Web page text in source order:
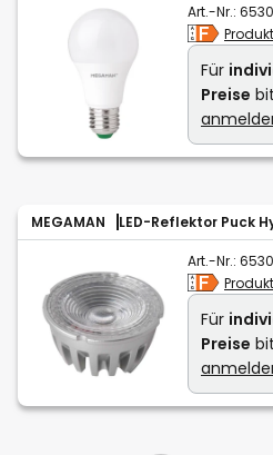
Art.-Nr.:
Für
Preise
MEGAMAN LED-Reflektor Puck
Art.-Nr.:
Für
Preise